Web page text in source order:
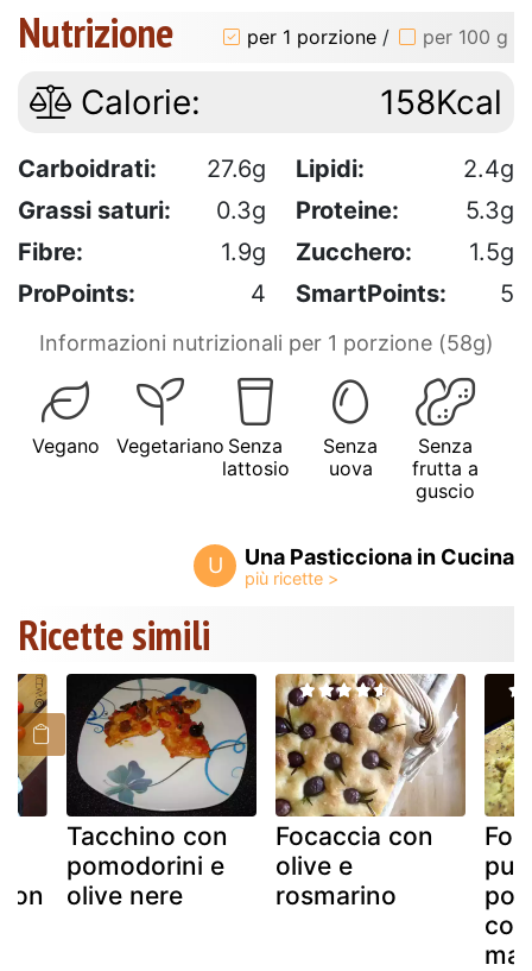
Nutrizione per 1 porzione / per 100 g
Calorie: 158Kcal
Carboidrati: 27.6g Lipidi:
2.4g
Grassi saturi:
0.3g Proteine:
5.3g
Fibre:
1.9g Zucchero:
1.5g
ProPoints:
4 SmartPoints: 5
Informazioni nutrizionali per 1 porzione (58g)
Vegano Vegetariano Senza
lattosio
Senza
uova
Senza
frutta a
guscio
U Una Pasticciona in Cucina
Ricette simili
Tacchino con
pomodorini e
olive nere
Focaccia con
olive e
rosmarino